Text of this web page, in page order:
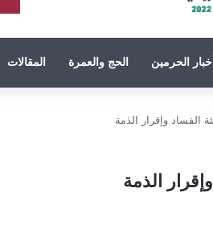
أخبار الحرمين الحج والعمرة المقالات
الفساد وإقرار الذمة
الذمة